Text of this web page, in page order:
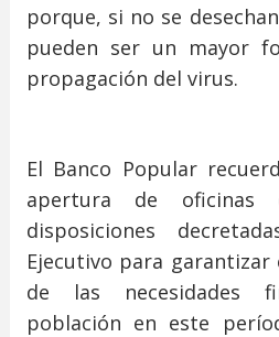
porque, si no se
pueden ser un mayor
propagación del virus.
El Banco Popular
apertura de oficinas
disposiciones
Ejecutivo para garantizar
de las necesidades
población en este